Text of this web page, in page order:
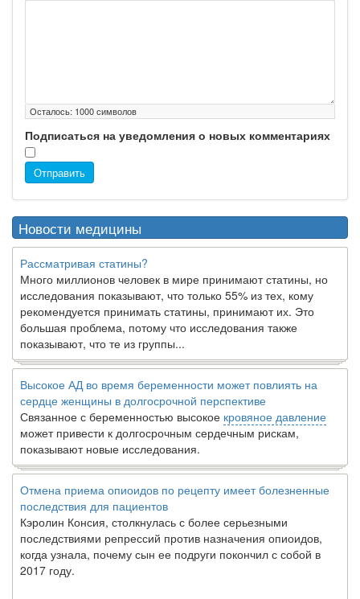
Осталось: 1000символов
Подписаться на уведомления о новых комментариях
Отправить
Новости медицины
Рассматривая статины?
Много миллионов человек в мире принимают статины, но
исследования показывают, что только 55% из тех, кому
рекомендуется принимать статины, принимают их. Это
большая проблема, потому что исследования также
показывают, что те из группы...
Высокое АД во время беременности может повлиять на
сердце женщины в долгосрочной перспективе
Связанное с беременностью высокое кровяное давление
может привести к долгосрочным сердечным рискам,
показывают новые исследования.
Отмена приема опиоидов по рецепту имеет болезненные
последствия для пациентов
Кэролин Консия, столкнулась с более серьезными
последствиями репрессий против назначения опиоидов,
когда узнала, почему сын ее подруги покончил с собой в
2017 году.